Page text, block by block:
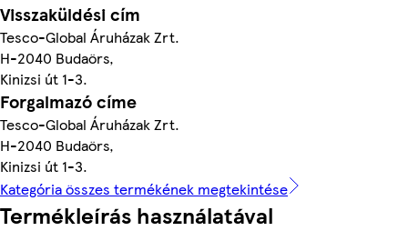
Visszaküldési cím
Tesco-Global Áruházak Zrt.
H-2040 Budaörs,
Kinizsi út 1-3.
Forgalmazó címe
Tesco-Global Áruházak Zrt.
H-2040 Budaörs,
Kinizsi út 1-3.
Kategória összes termékének megtekintése
Termékleírás használatával